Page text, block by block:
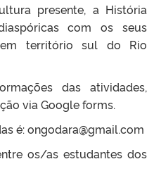
presente, a História
com os seus
em território sul do Rio
das atividades,
via Google forms.
é: ongodara@gmail.com
os/as estudantes dos